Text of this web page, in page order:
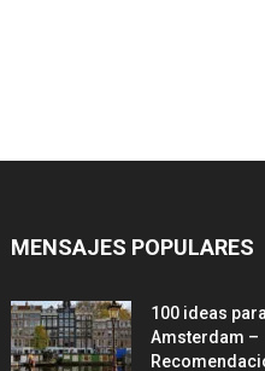
MENSAJES POPULARES
100 ideas
Amsterdam –